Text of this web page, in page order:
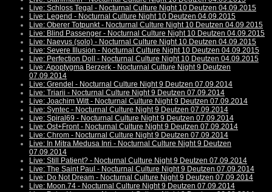
Live: Schloss Tegal - Nocturnal Culture Night 10 Deutzen 04.09.2015
Live: Legend - Nocturnal Culture Night 10 Deutzen 04.09.2015
Live: Oberer Totpunkt - Nocturnal Culture Night 10 Deutzen 04.09.2015
Live: Blind Passenger - Nocturnal Culture Night 10 Deutzen 04.09.2015
Live: Naevus (solo) - Nocturnal Culture Night 10 Deutzen 04.09.2015
Live: Severe Illusion - Nocturnal Culture Night 10 Deutzen 04.09.2015
Live: Perfection Doll - Nocturnal Culture Night 10 Deutzen 04.09.2015
Live: Apoptygma Berzerk - Nocturnal Culture Night 9 Deutzen
07.09.2014
Live: Grendel - Nocturnal Culture Night 9 Deutzen 07.09.2014
Live: Triarii - Nocturnal Culture Night 9 Deutzen 07.09.2014
Live: Joachim Witt - Nocturnal Culture Night 9 Deutzen 07.09.2014
Live: Syntec - Nocturnal Culture Night 9 Deutzen 07.09.2014
Live: Spiral69 - Nocturnal Culture Night 9 Deutzen 07.09.2014
Live: Ost+Front - Nocturnal Culture Night 9 Deutzen 07.09.2014
Live: Chrom - Nocturnal Culture Night 9 Deutzen 07.09.2014
Live: In Mitra Medusa Inri - Nocturnal Culture Night 9 Deutzen
07.09.2014
Live: Still Patient? - Nocturnal Culture Night 9 Deutzen 07.09.2014
Live: The Saint Paul - Nocturnal Culture Night 9 Deutzen 07.09.2014
Live: Do Not Dream - Nocturnal Culture Night 9 Deutzen 07.09.2014
Live: Moon.74 - Nocturnal Culture Night 9 Deutzen 07.09.2014